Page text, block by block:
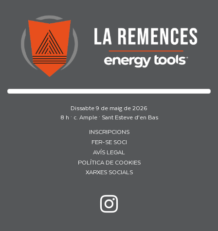
Dissabte 9 de maig de 2026
8 h · c. Ample · Sant Esteve d’en Bas
INSCRIPCIONS
FER-SE SOCI
AVÍS LEGAL
POLÍTICA DE COOKIES
XARXES SOCIALS